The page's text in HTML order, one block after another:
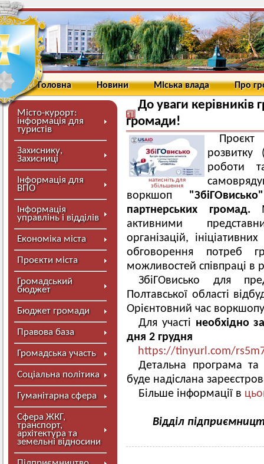
Головна Новини Міська влада Про
Місто-курорт:
інформація для
туристів
Захиснику,
Захисниці
Інформація для
ВПО
Інформація
управлінь і відділів
Економіка міста
Проєкти міста
Громадський
бюджет
Бюджет громади
Правова база
Громадська участь
Соціальна політика
Гуманітарна сфера
Сфера ЖКГ,
транспорт,
архітектура та
земельні відносини
До уваги керівників
громади!
натисніть для
збільшення
розвитку
роботи
воркшоп
партнерських громад.
активними
організацій,
обговорення потреб
можливостей співпраці в
ЗбіГОвисько для
Полтавської області
Орієнтовний час
Для участі необхідно
дня 2 грудня
https://tinyurl.com/
Детальна програма
буде надіслана
Більше інформації в
Відділ